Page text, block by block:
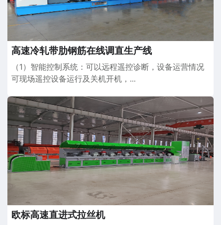
高速冷轧带肋钢筋在线调直生产线
（1）智能控制系统：可以远程遥控诊断，设备运营情况
可现场遥控设备运行及关机开机，...
欧标高速直进式拉丝机